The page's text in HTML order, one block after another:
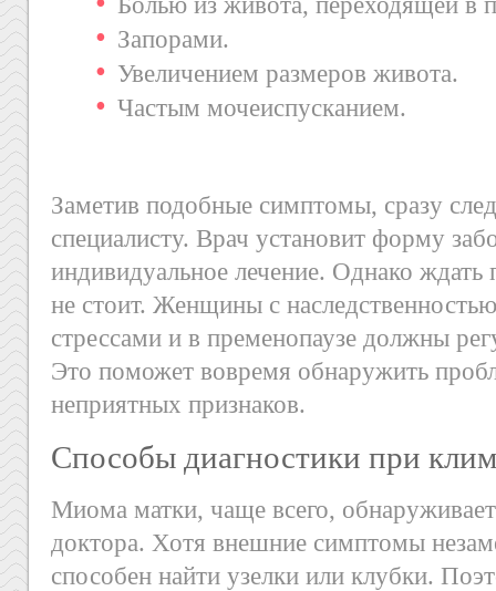
Запорами.
Увеличением размеров живота.
Частым мочеиспусканием.
Заметив подобные симптомы, сразу
специалисту. Врач установит форму
индивидуальное лечение. Однако ждать
не стоит. Женщины с
стрессами и в пременопаузе должны
Это поможет вовремя обнаружить
неприятных признаков.
Способы диагностики при
Миома матки, чаще всего,
доктора. Хотя внешние симптомы
способен найти узелки или клубки.